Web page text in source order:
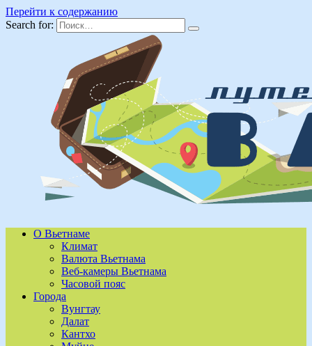
Перейти к содержанию
Search for:
О Вьетнаме
Климат
Валюта Вьетнама
Веб-камеры Вьетнама
Часовой пояс
Города
Вунгтау
Далат
Кантхо